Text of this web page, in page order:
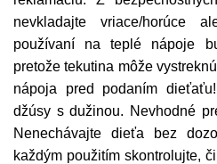
nevkladajte vriace/horúce
používaní na teplé nápoje
pretože tekutina môže
nápoja pred podaním
džúsy s dužinou. Nevhodné
Nenechávajte dieťa bez
každým použitím skontrolujte,